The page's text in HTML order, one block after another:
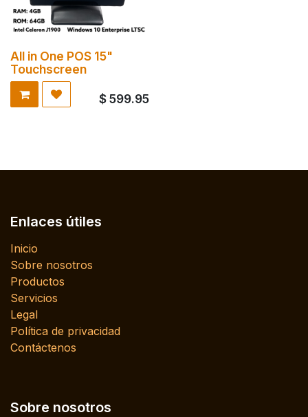
All in One POS 15"
Touchscreen
$599.95
Enlaces útiles
Inicio
Sobre nosotros
Productos
Servicios
Legal
Política de privacidad
Contáctenos
Sobre nosotros